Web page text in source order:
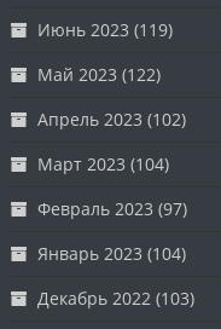
Июнь 2023 (119)
Май 2023 (122)
Апрель 2023 (102)
Март 2023 (104)
Февраль 2023 (97)
Январь 2023 (104)
Декабрь 2022 (103)